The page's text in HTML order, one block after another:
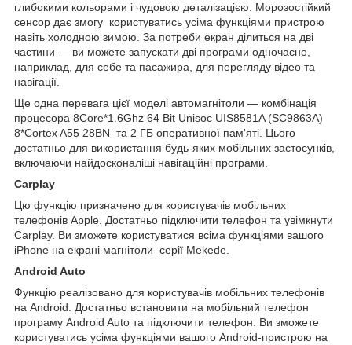
глибокими кольорами і чудовою деталізацією. Морозостійкий
сенсор дає змогу користуватись усіма функціями пристрою
навіть холодною зимою. За потреби екран ділиться на дві
частини — ви можете запускати дві програми одночасно,
наприклад, для себе та пасажира, для перегляду відео та
навігації.
Ще одна перевага цієї моделі автомагнітоли — комбінація
процесора 8Core*1.6Ghz 64 Bit Unisoc UIS8581A (SC9863A)
8*Cortex A55 28BN та 2 ГБ оперативної пам'яті. Цього
достатньо для використання будь-яких мобільних застосунків,
включаючи найдосконаліші навігаційні програми.
Carplay
Цю функцію призначено для користувачів мобільних
телефонів Apple. Достатньо підключити телефон та увімкнути
Carplay. Ви зможете користуватися всіма функціями вашого
iPhone на екрані магнітоли серії Mekede.
Android Auto
Функцію реалізовано для користувачів мобільних телефонів
на Android. Достатньо встановити на мобільний телефон
програму Android Auto та підключити телефон. Ви зможете
користуватись усіма функціями вашого Android-пристрою на